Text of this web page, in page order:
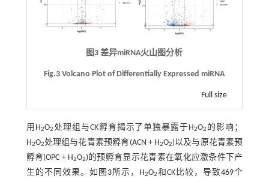
图3 差异miRNA火山图分析
Fig.3 Volcano Plot of Differentially Expressed miRNA
Full size
用H2O2 处理组与CK孵育揭示了单独暴露于H2O2 的影响；
H2O2处理组与花青素预孵育(ACN + H2O2)以及与原花青素预
孵育(OPC + H2O2)的预孵育显示花青素在氧化应激条件下产
生的不同效果。如 图3所示，H2O2和CK比较，导致469个